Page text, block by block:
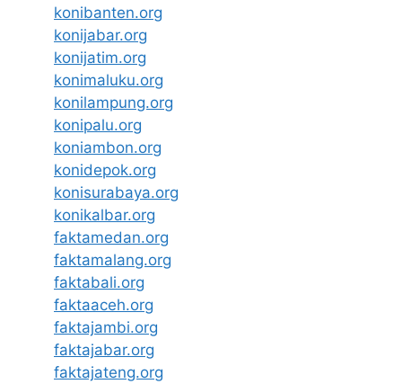
konibanten.org
konijabar.org
konijatim.org
konimaluku.org
konilampung.org
konipalu.org
koniambon.org
konidepok.org
konisurabaya.org
konikalbar.org
faktamedan.org
faktamalang.org
faktabali.org
faktaaceh.org
faktajambi.org
faktajabar.org
faktajateng.org